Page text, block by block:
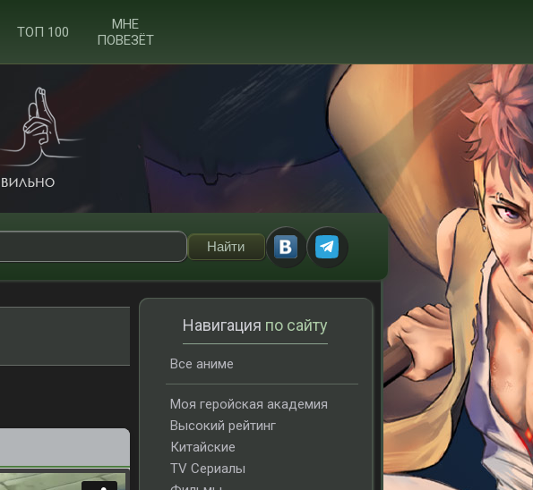
ТОП 100
МНЕ
ПОВЕЗЁТ
Навигация по сайту
Все аниме
Моя геройская академия
Высокий рейтинг
Китайские
TV Сериалы